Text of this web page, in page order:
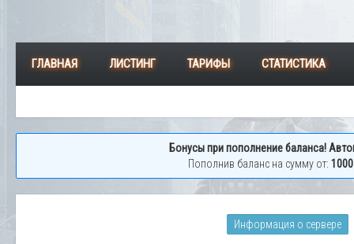
ГЛАВНАЯ ЛИСТИНГ ТАРИФЫ СТАТИСТИКА
Бонусы при пополнение баланса!
Пополнив баланс на сумму от:
Информация о сервере